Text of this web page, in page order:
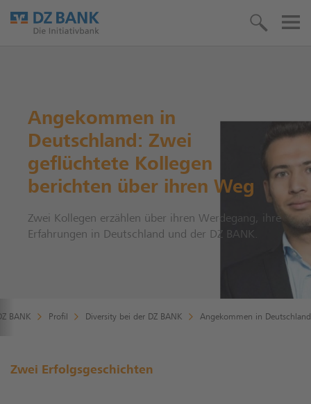
Angekommen in
Deutschland: Zwei
geflüchtete Kollegen
berichten über ihren Weg
Zwei Kollegen erzählen über ihren Werdegang, ihre
Erfahrungen in Deutschland und der DZ BANK.
BANK Profil Diversity bei der DZ BANK Angekommen in Deutschland
Zwei Erfolgsgeschichten